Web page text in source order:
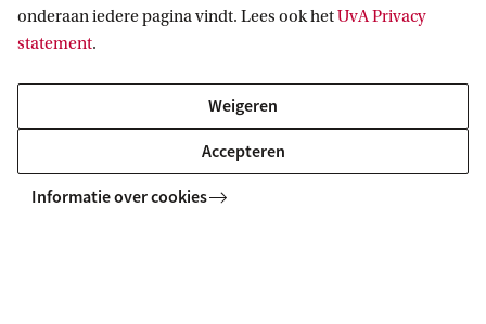
onderaan iedere pagina vindt. Lees ook hetUvA Privacy
statement.
Weigeren
Accepteren
Informatie over cookies